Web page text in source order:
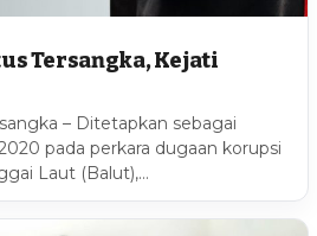
Tersangka, Kejati
– Ditetapkan sebagai
pada perkara dugaan korupsi
Laut (Balut),…